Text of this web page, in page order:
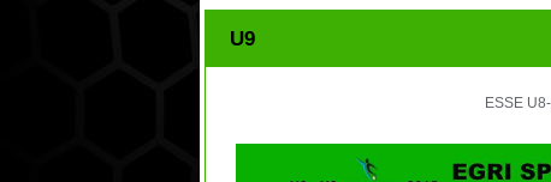
U9
ESSE